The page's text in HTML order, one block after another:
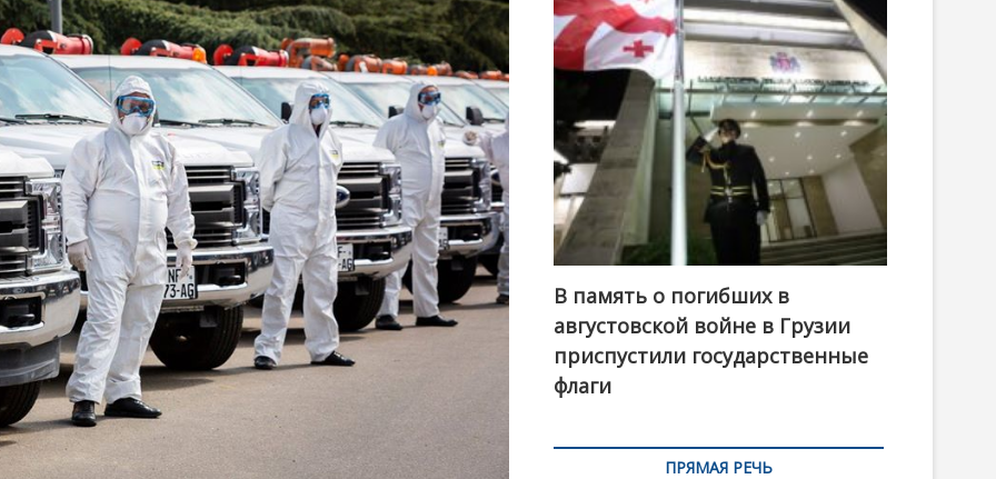
o
n
В память о погибших в
августовской войне в Грузии
приспустили государственные
флаги
ПРЯМАЯ РЕЧЬ